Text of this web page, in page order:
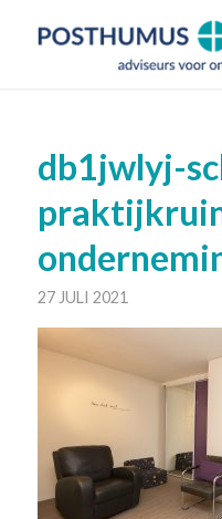
db1jwlyj-
27 JULI 2021